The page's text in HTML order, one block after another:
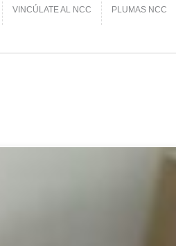
VINCÚLATE AL NCC PLUMAS NCC